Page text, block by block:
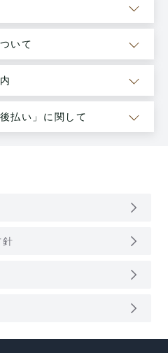
いて
払い」に関して
arrow_forward_ios
arrow_forward_ios
arrow_forward_ios
arrow_forward_ios